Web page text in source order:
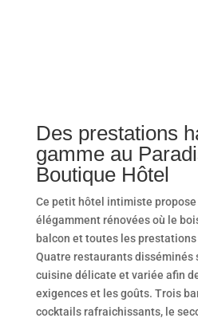
Des prestations
gamme au
Boutique Hôtel
Ce petit hôtel intimiste propose
élégamment rénovées où le
balcon et toutes les prestations
Quatre restaurants disséminés
cuisine délicate et variée afin
exigences et les goûts. Trois
cocktails rafraichissants, le